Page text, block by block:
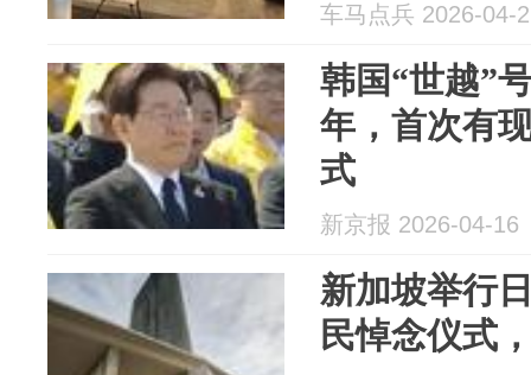
车马点兵 2026-04-
韩国“世越”
年，首次有
式
新京报 2026-04-16
新加坡举行
民悼念仪式